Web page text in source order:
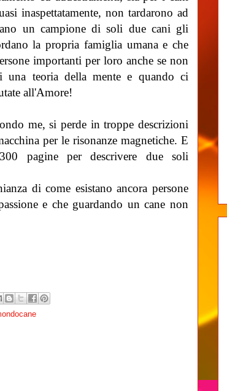
inaspettatamente, non tardarono ad
un campione di soli due cani gli
la propria famiglia umana e che
importanti per loro anche se non
una teoria della mente e quando ci
all'Amore!
me, si perde in troppe descrizioni
per le risonanze magnetiche. E
pagine per descrivere due soli
di come esistano ancora persone
e che guardando un cane non